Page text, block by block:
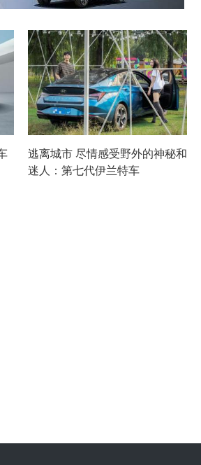
逃离城市 尽情感受野外的神秘和
迷人：第七代伊兰特车